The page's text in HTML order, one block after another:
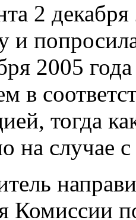
2
и
2005
в
тогда
на случае
Комиссии